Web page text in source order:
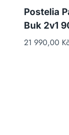
Postelia
Buk 2v1
21 990,00 Kč